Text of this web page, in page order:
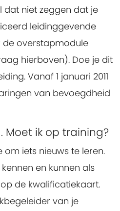
dat niet zeggen dat je
leidinggevende
de overstapmodule
hierboven). Doe je dit
Vanaf 1 januari 2011
van bevoegdheid
Moet ik op training?
iets nieuws te leren.
en kunnen als
de kwalificatiekaart.
van je